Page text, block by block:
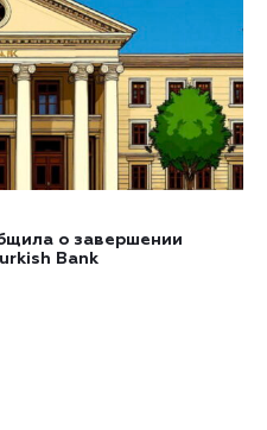
о завершении
Bank